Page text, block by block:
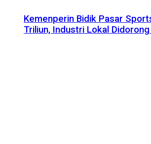
Kemenperin Bidik Pasar
Triliun, Industri Lokal